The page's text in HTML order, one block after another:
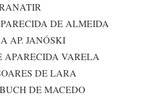
DE ALMEIDA
AP. JANÓSKI
APARECIDA VARELA
DE LARA
DE MACEDO